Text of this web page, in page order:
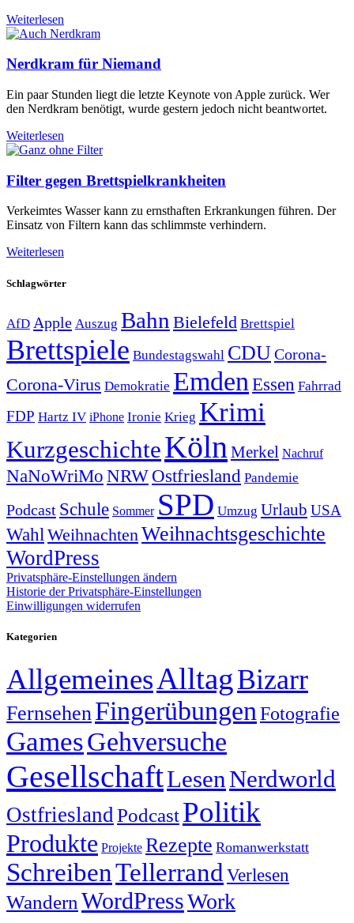
Weiterlesen
Nerdkram für Niemand
Ein paar Stunden liegt die letzte Keynote von Apple zurück. Wer
den Nerdkram benötigt, wurde gestern jedoch nicht beantwortet.
Weiterlesen
Filter gegen Brettspielkrankheiten
Verkeimtes Wasser kann zu ernsthaften Erkrankungen führen. Der
Einsatz von Filtern kann das schlimmste verhindern.
Weiterlesen
Schlagwörter
AfD Apple Auszug Bahn Bielefeld Brettspiel
Brettspiele Bundestagswahl CDUCorona-
Corona-Virus Demokratie Emden Essen Fahrrad
FDP Hartz IV iPhone Ironie Krieg Krimi
KurzgeschichteKöln Merkel Nachruf
NaNoWriMo NRWOstfriesland Pandemie
Podcast Schule Sommer SPD Umzug Urlaub USA
Wahl Weihnachten Weihnachtsgeschichte
WordPress
Privatsphäre-Einstellungen ändern
Historie der Privatsphäre-Einstellungen
Einwilligungen widerrufen
Kategorien
AllgemeinesAlltagBizarr
FernsehenFingerübungen Fotografie
GamesGehversuche
GesellschaftLesenNerdworld
OstfrieslandPodcastPolitik
Produkte Projekte Rezepte Romanwerkstatt
SchreibenTellerrand Verlesen
Wandern WordPressWork